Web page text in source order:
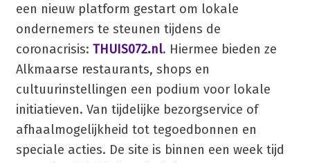
een nieuw platform gestart om lokale
ondernemers te steunen tijdens de
coronacrisis: THUIS072.nl. Hiermee bieden ze
Alkmaarse restaurants, shops en
cultuurinstellingen een podium voor lokale
initiatieven. Van tijdelijke bezorgservice of
afhaalmogelijkheid tot tegoedbonnen en
speciale acties. De site is binnen een week tijd